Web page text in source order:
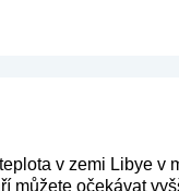
v zemi Libye
očekávat